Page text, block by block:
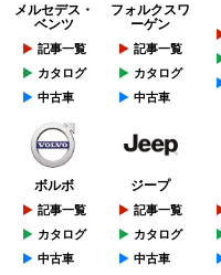
メルセデス・
ベンツ
記事一覧
カタログ
中古車
フォルクスワ
ーゲン
記事一覧
カタログ
中古車
ボルボ
記事一覧
カタログ
中古車
ジープ
記事一覧
カタログ
中古車